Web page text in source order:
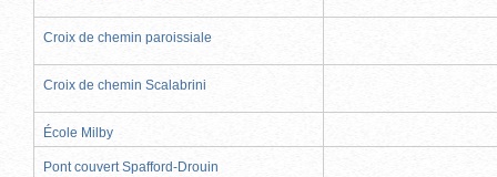
Croix de chemin paroissiale
Croix de chemin Scalabrini
École Milby
Pont couvert Spafford-Drouin